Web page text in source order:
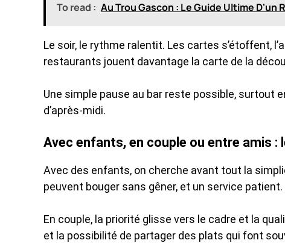
To read : Au Trou Gascon : Le Guide Ultime D'un
Le soir, le rythme ralentit. Les cartes s’étoffent,
restaurants jouent davantage la carte de la
Une simple pause au bar reste possible, surtout
d’après-midi.
Avec enfants, en couple ou entre amis
Avec des enfants, on cherche avant tout la
peuvent bouger sans gêner, et un service patient.
En couple, la priorité glisse vers le cadre et la
et la possibilité de partager des plats qui font